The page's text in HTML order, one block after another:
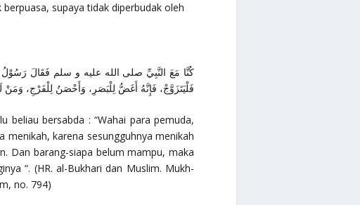
supaya tidak diperbudak oleh
كُنَّا مَعَ النَّبِيِّ صلى الله عليه و سلم فَقَالَ
فَلْيَتَزَوَّجْ، فَإِنَّهُ أَغَضُّ لِلْبَصَرِ، وَأَحْصَنُ لِلْفَرْجِ، وَمَنْ
beliau bersabda : “Wahai para pemuda,
menikah, karena sesungguhnya menikah
Dan barang-siapa belum mampu, maka
“. (HR. al-Bukhari dan Muslim. Mukh-
no. 794)